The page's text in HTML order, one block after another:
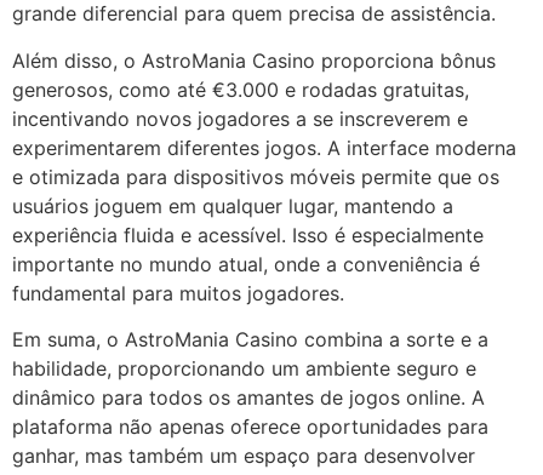
grande diferencial para quem precisa de assistência.
Além disso, o AstroMania Casino proporciona bônus
generosos, como até €3.000 e rodadas gratuitas,
incentivando novos jogadores a se inscreverem e
experimentarem diferentes jogos. A interface moderna
e otimizada para dispositivos móveis permite que os
usuários joguem em qualquer lugar, mantendo a
experiência fluida e acessível. Isso é especialmente
importante no mundo atual, onde a conveniência é
fundamental para muitos jogadores.
Em suma, o AstroMania Casino combina a sorte e a
habilidade, proporcionando um ambiente seguro e
dinâmico para todos os amantes de jogos online. A
plataforma não apenas oferece oportunidades para
ganhar, mas também um espaço para desenvolver